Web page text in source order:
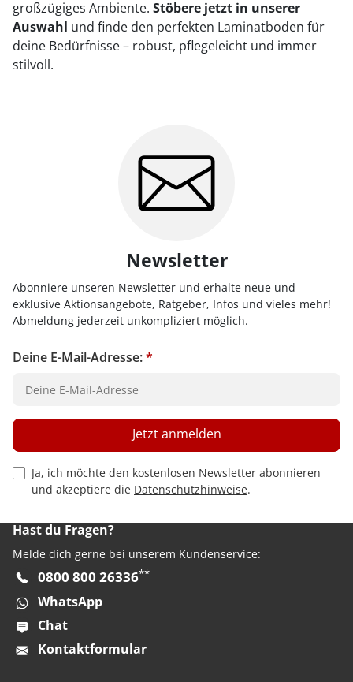
großzügiges Ambiente. Stöbere jetzt in unserer
Auswahl und finde den perfekten Laminatboden für
deine Bedürfnisse – robust, pflegeleicht und immer
stilvoll.
Newsletter
Abonniere unseren Newsletter und erhalte neue und
exklusive Aktionsangebote, Ratgeber, Infos und vieles mehr!
Abmeldung jederzeit unkompliziert möglich.
Deine E-Mail-Adresse:*
Privacy Policy Checkbox
Ja, ich möchte den kostenlosen Newsletter abonnieren
und akzeptiere die Datenschutzhinweise.
Jetzt anmelden
Hast du Fragen?
Melde dich gerne bei unserem Kundenservice:
0800 800 26336**
WhatsApp
Chat
Kontaktformular